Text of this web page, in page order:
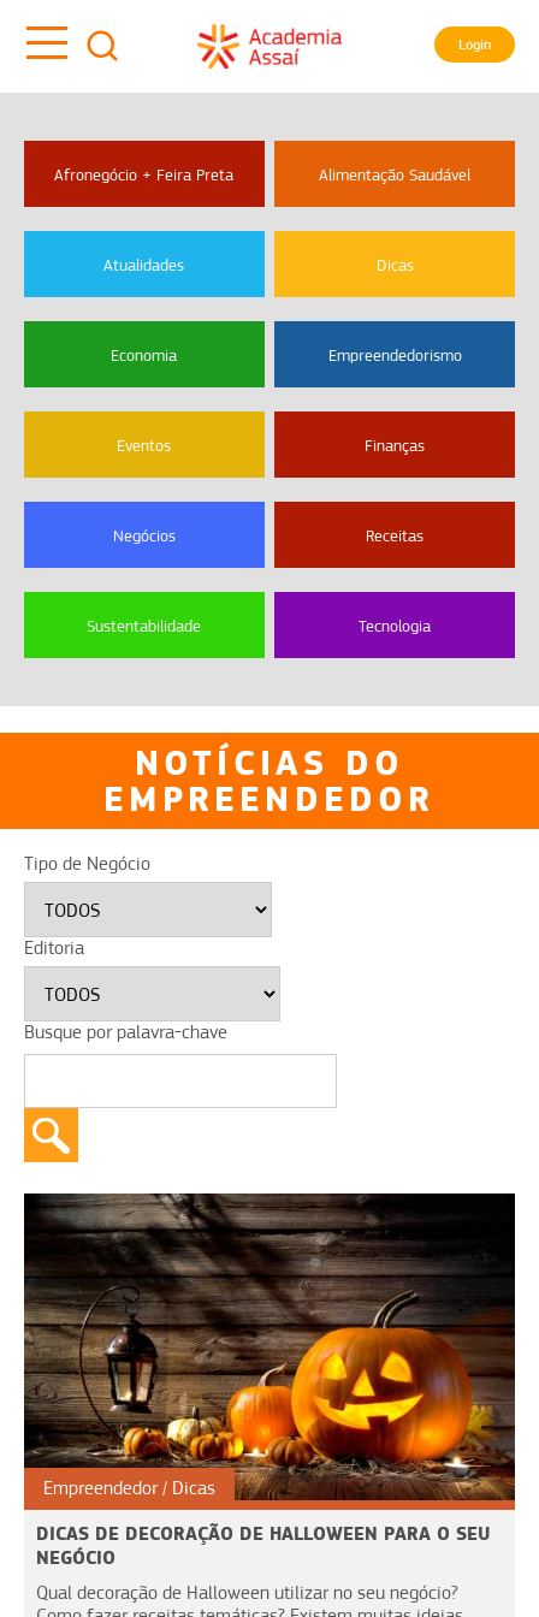
Login
Afronegócio + Feira Preta Alimentação Saudável
Atualidades Dicas
Economia Empreendedorismo
Eventos Finanças
Negócios Receitas
Sustentabilidade Tecnologia
NOTÍCIAS DO
EMPREENDEDOR
Tipo de Negócio
Editoria
Busque por palavra-chave
Empreendedor Dicas
DICAS DE DECORAÇÃO DE HALLOWEEN PARA O SEU
NEGÓCIO
Qual decoração de Halloween utilizar no seu negócio?